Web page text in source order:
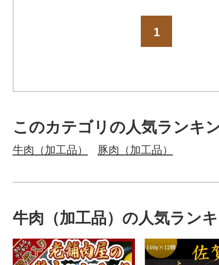
1
このカテゴリの人気ランキ
牛肉（加工品） 豚肉（加工品）
牛肉（加工品）の人気ラン